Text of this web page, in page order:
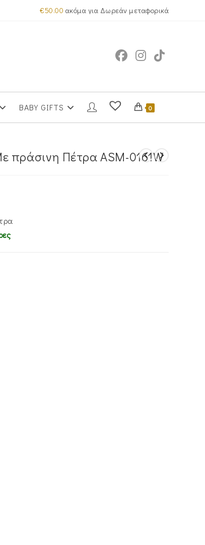
€50.00 ακόμα για Δωρεάν μεταφορικά
BABY GIFTS 0
πράσινη Πέτρα ASM-0161W